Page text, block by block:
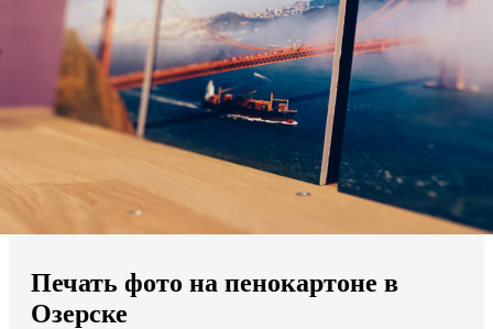
Мы доставляем по всему миру
Продолжить без города
Печать фото на пенокартоне в
Озерске